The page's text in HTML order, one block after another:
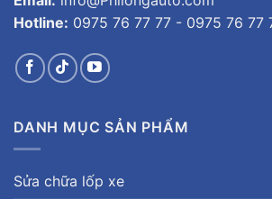
Hotline: 0975 76 77 77 - 0975 76 77
DANH MỤC SẢN PHẨM
Sửa chữa lốp xe